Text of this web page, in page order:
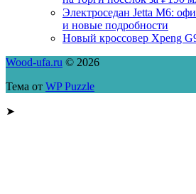
Электроседан Jetta M6:
и новые подробности
Новый кроссовер Xpeng
Wood-ufa.ru © 2026
Тема от WP Puzzle
➤